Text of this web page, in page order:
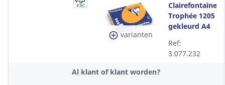
varianten
Clairefontaine
Trophée 1205
gekleurd A4
oranje, per
250 vel
Ref:
3.077.232
Al klant of klant worden?